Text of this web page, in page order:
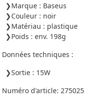
Marque : Baseus
Couleur : noir
Matériau : plastique
Poids : env. 198g
Données techniques :
Sortie : 15W
Numéro d'article: 275025